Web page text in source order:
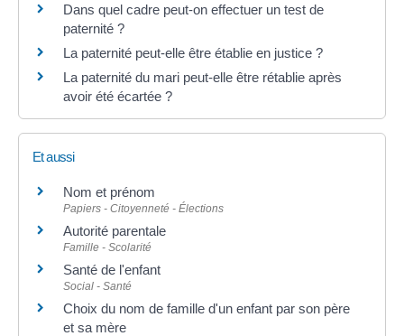
Dans quel cadre peut-on effectuer un test de
paternité ?
La paternité peut-elle être établie en justice ?
La paternité du mari peut-elle être rétablie après
avoir été écartée ?
Et aussi
Nom et prénom
Papiers - Citoyenneté - Élections
Autorité parentale
Famille - Scolarité
Santé de l'enfant
Social - Santé
Choix du nom de famille d'un enfant par son père
et sa mère